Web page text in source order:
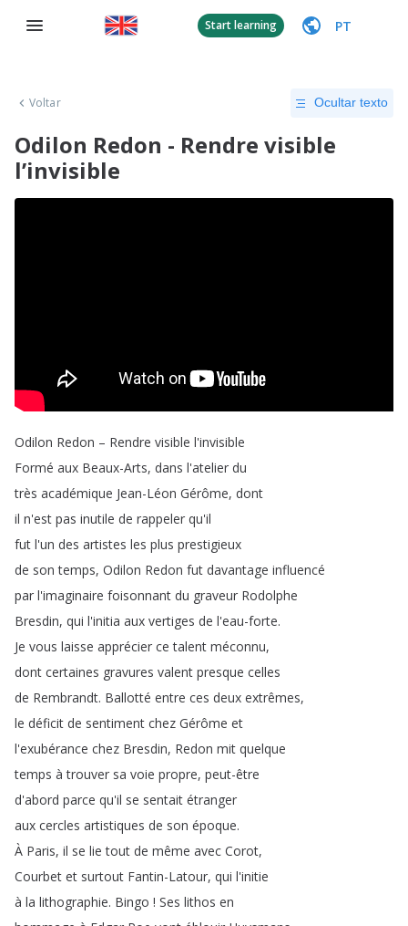
Start learning PT
Voltar Ocultar texto
Odilon Redon - Rendre visible
l’invisible
Odilon Redon – Rendre visible l'invisible
Formé aux Beaux-Arts, dans l'atelier du
très académique Jean-Léon Gérôme, dont
il n'est pas inutile de rappeler qu'il
fut l'un des artistes les plus prestigieux
de son temps, Odilon Redon fut davantage influencé
par l'imaginaire foisonnant du graveur Rodolphe
Bresdin, qui l'initia aux vertiges de l'eau-forte.
Je vous laisse apprécier ce talent méconnu,
dont certaines gravures valent presque celles
de Rembrandt. Ballotté entre ces deux extrêmes,
le déficit de sentiment chez Gérôme et
l'exubérance chez Bresdin, Redon mit quelque
temps à trouver sa voie propre, peut-être
d'abord parce qu'il se sentait étranger
aux cercles artistiques de son époque.
À Paris, il se lie tout de même avec Corot,
Courbet et surtout Fantin-Latour, qui l'initie
à la lithographie. Bingo ! Ses lithos en